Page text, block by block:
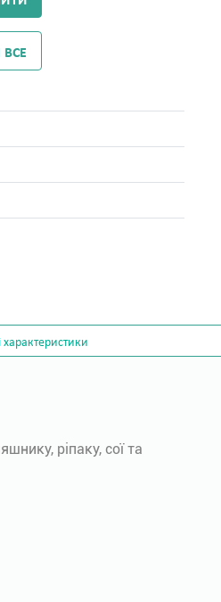
характеристики
ріпаку, сої та